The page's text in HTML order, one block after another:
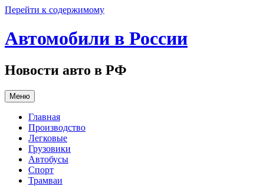
Перейти к содержимому
Автомобили в России
Новости авто в РФ
Меню
Главная
Производство
Легковые
Грузовики
Автобусы
Спорт
Трамваи